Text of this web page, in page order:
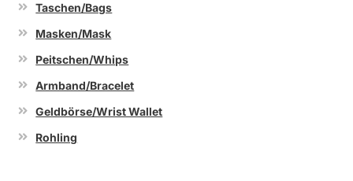
Taschen/Bags
Masken/Mask
Peitschen/Whips
Armband/Bracelet
Geldbörse/Wrist Wallet
Rohling